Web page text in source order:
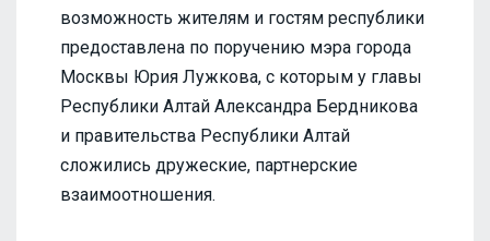
возможность жителям и гостям республики
предоставлена по поручению мэра города
Москвы Юрия Лужкова, с которым у главы
Республики Алтай Александра Бердникова
и правительства Республики Алтай
сложились дружеские, партнерские
взаимоотношения.